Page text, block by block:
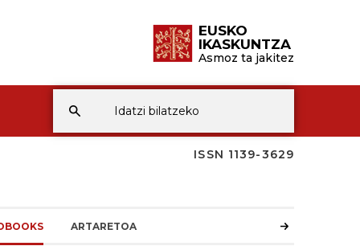
EUSKO
IKASKUNTZA
Asmoz ta jakitez
ISSN 1139-3629
ARTARETOA